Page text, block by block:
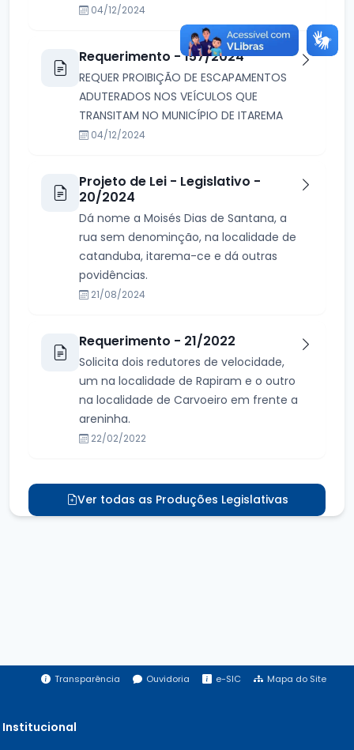
04/12/2024
Requerimento - 157/2024
REQUER PROIBIÇÃO DE ESCAPAMENTOS
ADUTERADOS NOS VEÍCULOS QUE
TRANSITAM NO MUNICÍPIO DE ITAREMA
04/12/2024
Projeto de Lei - Legislativo -
20/2024
Dá nome a Moisés Dias de Santana, a
rua sem denominção, na localidade de
catanduba, itarema-ce e dá outras
povidências.
21/08/2024
Requerimento - 21/2022
Solicita dois redutores de velocidade,
um na localidade de Rapiram e o outro
na localidade de Carvoeiro em frente a
areninha.
22/02/2022
Ver todas as Produções Legislativas
Transparência Ouvidoria e-SIC Mapa do Site
Institucional